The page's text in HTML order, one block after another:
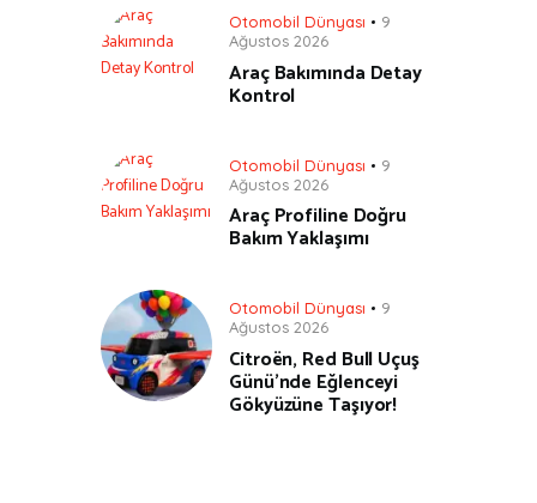
Otomobil Dünyası
9
Ağustos 2026
Araç Bakımında Detay
Kontrol
Otomobil Dünyası
9
Ağustos 2026
Araç Profiline Doğru
Bakım Yaklaşımı
Otomobil Dünyası
9
Ağustos 2026
Citroën, Red Bull Uçuş
Günü’nde Eğlenceyi
Gökyüzüne Taşıyor!